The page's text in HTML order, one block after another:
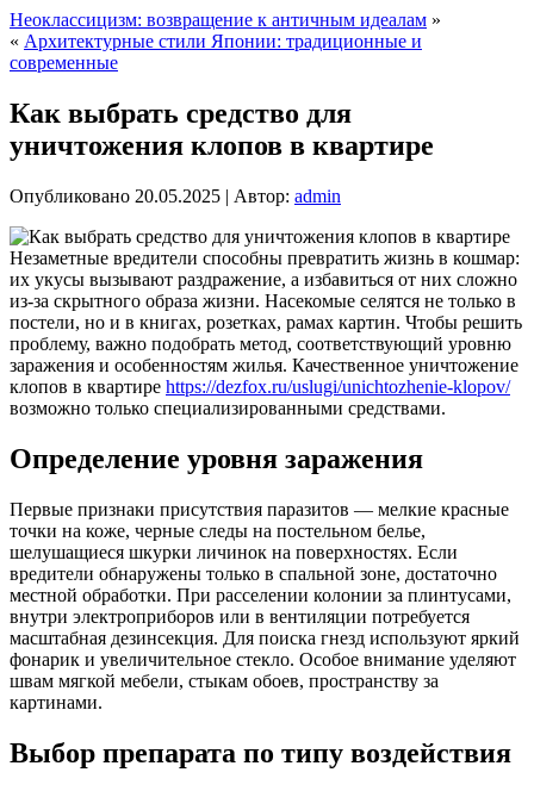
Неоклассицизм: возвращение к античным идеалам »
« Архитектурные стили Японии: традиционные и
современные
Как выбрать средство для
уничтожения клопов в квартире
Опубликовано 20.05.2025 | Автор: admin
Незаметные вредители способны превратить жизнь в кошмар:
их укусы вызывают раздражение, а избавиться от них сложно
из-за скрытного образа жизни. Насекомые селятся не только в
постели, но и в книгах, розетках, рамах картин. Чтобы решить
проблему, важно подобрать метод, соответствующий уровню
заражения и особенностям жилья. Качественное уничтожение
клопов в квартире https://dezfox.ru/uslugi/unichtozhenie-klopov/
возможно только специализированными средствами.
Определение уровня заражения
Первые признаки присутствия паразитов — мелкие красные
точки на коже, черные следы на постельном белье,
шелушащиеся шкурки личинок на поверхностях. Если
вредители обнаружены только в спальной зоне, достаточно
местной обработки. При расселении колонии за плинтусами,
внутри электроприборов или в вентиляции потребуется
масштабная дезинсекция. Для поиска гнезд используют яркий
фонарик и увеличительное стекло. Особое внимание уделяют
швам мягкой мебели, стыкам обоев, пространству за
картинами.
Выбор препарата по типу воздействия